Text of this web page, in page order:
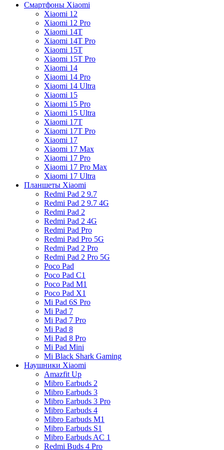
Смартфоны Xiaomi
Xiaomi 12
Xiaomi 12 Pro
Xiaomi 14T
Xiaomi 14T Pro
Xiaomi 15T
Xiaomi 15T Pro
Xiaomi 14
Xiaomi 14 Pro
Xiaomi 14 Ultra
Xiaomi 15
Xiaomi 15 Pro
Xiaomi 15 Ultra
Xiaomi 17T
Xiaomi 17T Pro
Xiaomi 17
Xiaomi 17 Max
Xiaomi 17 Pro
Xiaomi 17 Pro Max
Xiaomi 17 Ultra
Планшеты Xiaomi
Redmi Pad 2 9.7
Redmi Pad 2 9.7 4G
Redmi Pad 2
Redmi Pad 2 4G
Redmi Pad Pro
Redmi Pad Pro 5G
Redmi Pad 2 Pro
Redmi Pad 2 Pro 5G
Poco Pad
Poco Pad C1
Poco Pad M1
Poco Pad X1
Mi Pad 6S Pro
Mi Pad 7
Mi Pad 7 Pro
Mi Pad 8
Mi Pad 8 Pro
Mi Pad Mini
Mi Black Shark Gaming
Наушники Xiaomi
Amazfit Up
Mibro Earbuds 2
Mibro Earbuds 3
Mibro Earbuds 3 Pro
Mibro Earbuds 4
Mibro Earbuds M1
Mibro Earbuds S1
Mibro Earbuds AC 1
Redmi Buds 4 Pro